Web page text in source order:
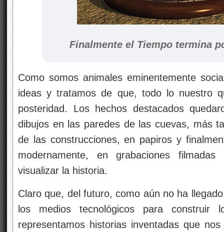
Finalmente el Tiempo termina
Como somos animales eminentemente
ideas y tratamos de que, todo lo nuestro
posteridad. Los hechos destacados
dibujos en las paredes de las cuevas, más
de las construcciones, en papiros y
modernamente, en grabaciones
visualizar la historia.
Claro que, del futuro, como aún no ha
los medios tecnológicos para
representamos historias inventadas que